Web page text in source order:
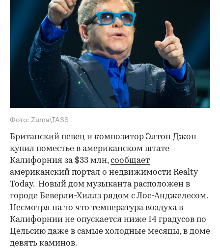
Фото: Zuma\TASS
Британский певец и композитор Элтон Джон
купил поместье в американском штате
Калифорния за $33 млн,сообщает
американский портал о недвижимости Realty
Today. Новый дом музыканта расположен в
городе Беверли-Хиллз рядом с Лос-Анджелесом.
Несмотря на то что температура воздуха в
Калифорнии не опускается ниже 14 градусов по
Цельсию даже в самые холодные месяцы, в доме
девять каминов.